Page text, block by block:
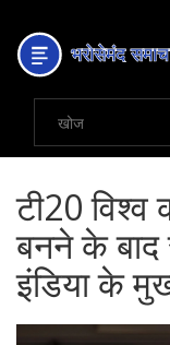
टी20
बनने के बाद
इंडिया के